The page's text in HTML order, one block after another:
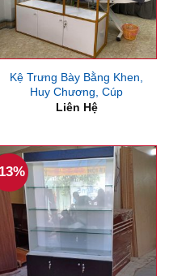
Kệ Trưng Bày Bằng Khen,
Huy Chương, Cúp
Liên Hệ